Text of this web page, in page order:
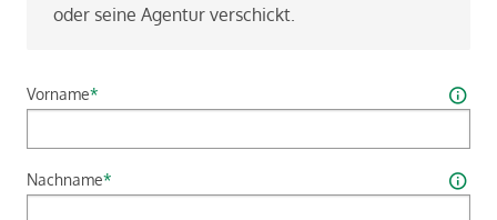
oder seine Agen­tur ver­schickt.
Vorname*
Nachname*